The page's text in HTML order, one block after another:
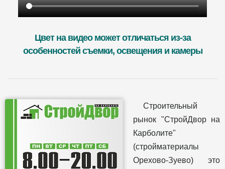
Цвет на видео может отличаться из-за
особенностей съемки, освещения и камеры
Строительный
рынок "СтройДвор на
Карболите"
(стройматериалы
Орехово-Зуево) это